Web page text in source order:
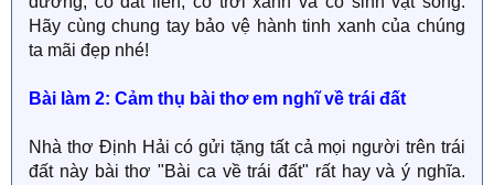
Hãy cùng chung tay bảo vệ hành tinh xanh của chúng
ta mãi đẹp nhé!
Bài làm 2: Cảm thụ bài thơ em nghĩ về trái đất
Nhà thơ Định Hải có gửi tặng tất cả mọi người trên trái
đất này bài thơ "Bài ca về trái đất" rất hay và ý nghĩa.